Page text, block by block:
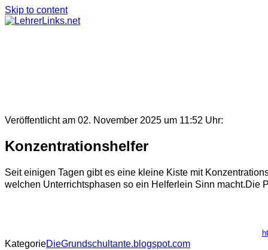
Skip to content
Veröffentlicht am 02. November 2025 um 11:52 Uhr:
Konzentrationshelfer
Seit einigen Tagen gibt es eine kleine Kiste mit
welchen Unterrichtsphasen so ein Helferlein Sinn macht.Die
KategorieDieGrundschultante.blogspot.com